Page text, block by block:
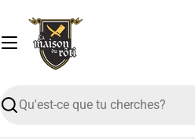
contenu
Recherche